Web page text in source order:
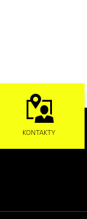
KONTAKTY